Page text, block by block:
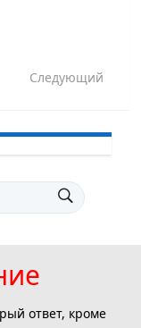
Следующий
ответ, кроме